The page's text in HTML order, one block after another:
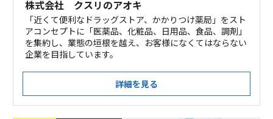
株式会社 クスリのアオキ
「近くて便利なドラッグストア、かかりつけ薬局」をスト
アコンセプトに「医薬品、化粧品、日用品、食品、調剤」
を集約し、業態の垣根を越え、お客様になくてはならない
企業を目指しています。
詳細を見る